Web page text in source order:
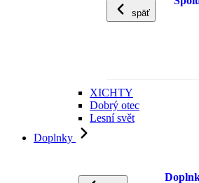
späť
XICHTY
Dobrý otec
Lesní svět
Doplnky